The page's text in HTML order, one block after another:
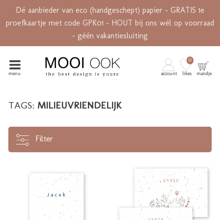
Dé aanbieder van eco (handgeschept) papier - GRATIS 1e
proefkaartje met code GPK01 - HOUT bij ons wél op voorraad
- géén vakantiesluiting
menu account likes
0
mandje
TAGS: MILIEUVRIENDELIJK
Filter